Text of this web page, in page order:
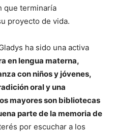
que terminaría
proyecto de vida.
ha sido una activa
en lengua materna,
con niños y jóvenes,
oral y una
mayores son bibliotecas
parte de la memoria de
por escuchar a los